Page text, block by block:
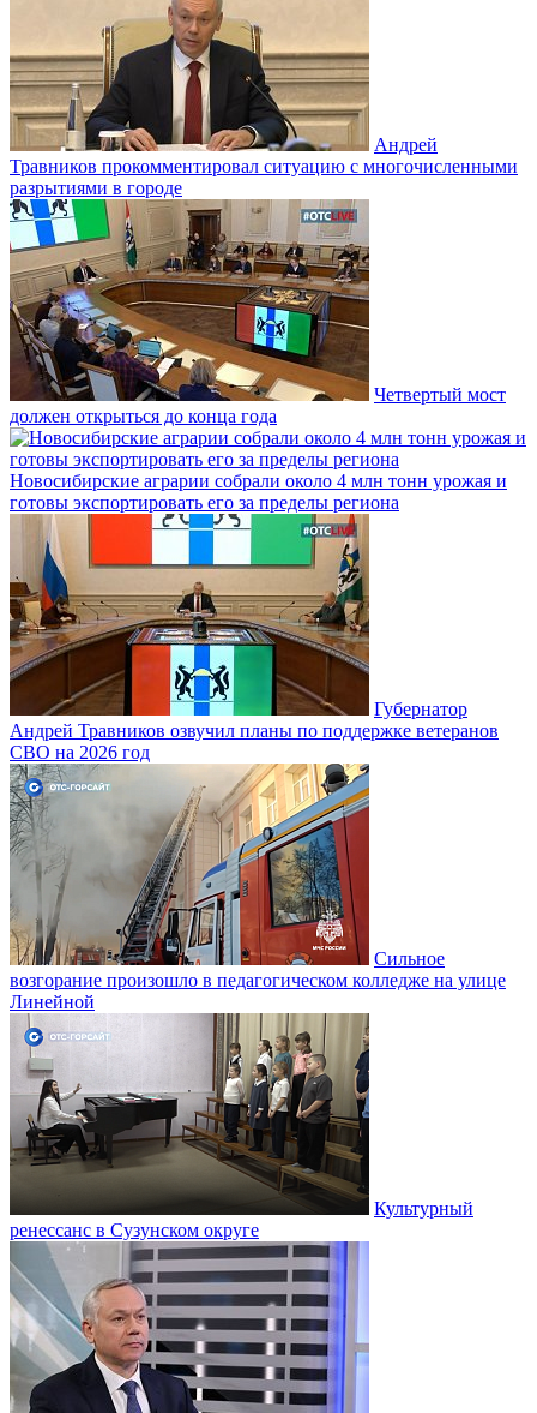
Андрей
Травников прокомментировал ситуацию с многочисленными
разрытиями в городе
Четвертый мост
должен открыться до конца года
Новосибирские аграрии собрали около 4 млн тонн урожая и
готовы экспортировать его за пределы региона
Губернатор
Андрей Травников озвучил планы по поддержке ветеранов
СВО на 2026 год
Сильное
возгорание произошло в педагогическом колледже на улице
Линейной
Культурный
ренессанс в Сузунском округе